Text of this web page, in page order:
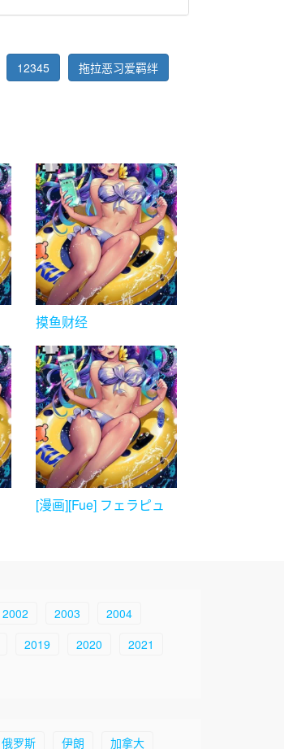
12345 拖拉恶习爱羁绊
摸鱼财经
[漫画][Fue] フェラピュ
2002 2003
2004
2019 2020
2021
俄罗斯 伊朗 加拿大